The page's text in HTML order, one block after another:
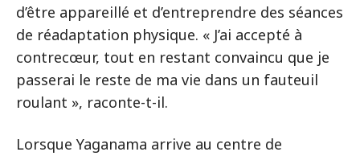
d’être appareillé et d’entreprendre des séances
de réadaptation physique. « J’ai accepté à
contrecœur, tout en restant convaincu que je
passerai le reste de ma vie dans un fauteuil
roulant », raconte-t-il.
Lorsque Yaganama arrive au centre de